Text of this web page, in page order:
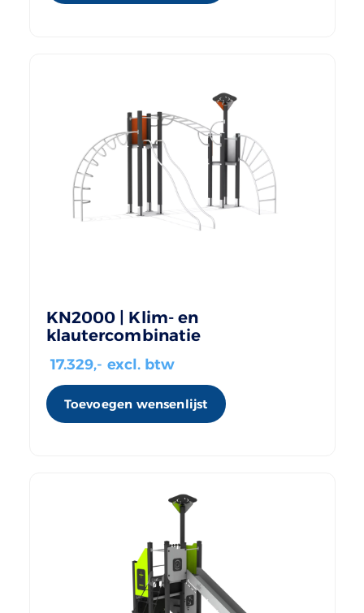
KN2000 | Klim- en
klautercombinatie
17.329,- excl. btw
Toevoegen wensenlijst